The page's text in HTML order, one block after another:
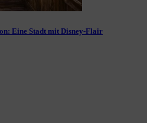
Eine Stadt mit Disney-Flair